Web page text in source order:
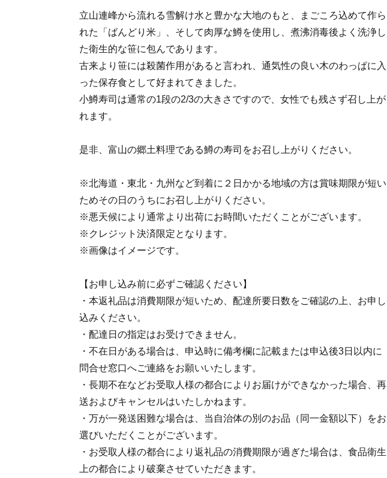
立山連峰から流れる雪解け水と豊かな大地のもと、まごころ込めて作ら
れた「ばんどり米」、そして肉厚な鱒を使用し、煮沸消毒後よく洗浄し
た衛生的な笹に包んであります。
古来より笹には殺菌作用があると言われ、通気性の良い木のわっぱに入
った保存食として好まれてきました。
小鱒寿司は通常の1段の2/3の大きさですので、女性でも残さず召し上が
れます。
是非、富山の郷土料理である鱒の寿司をお召し上がりください。
※北海道・東北・九州など到着に２日かかる地域の方は賞味期限が短い
ためその日のうちにお召し上がりください。
※悪天候により通常より出荷にお時間いただくことがございます。
※クレジット決済限定となります。
※画像はイメージです。
【お申し込み前に必ずご確認ください】
・本返礼品は消費期限が短いため、配達所要日数をご確認の上、お申し
込みください。
・配達日の指定はお受けできません。
・不在日がある場合は、申込時に備考欄に記載または申込後3日以内に
問合せ窓口へご連絡をお願いいたします。
・長期不在などお受取人様の都合によりお届けができなかった場合、再
送およびキャンセルはいたしかねます。
・万が一発送困難な場合は、当自治体の別のお品（同一金額以下）をお
選びいただくことがございます。
・お受取人様の都合により返礼品の消費期限が過ぎた場合は、食品衛生
上の都合により破棄させていただきます。